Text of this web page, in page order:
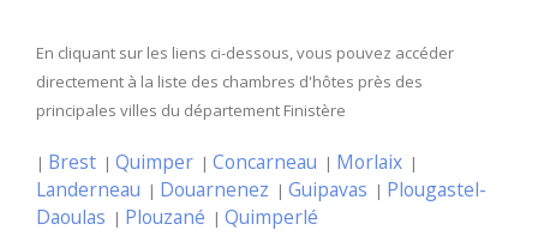
En cliquant sur les liens ci-dessous, vous pouvez accéder
directement à la liste des chambres d'hôtes près des
principales villes du département Finistère
| Brest | Quimper | Concarneau | Morlaix |
Landerneau | Douarnenez | Guipavas | Plougastel-
Daoulas | Plouzané | Quimperlé